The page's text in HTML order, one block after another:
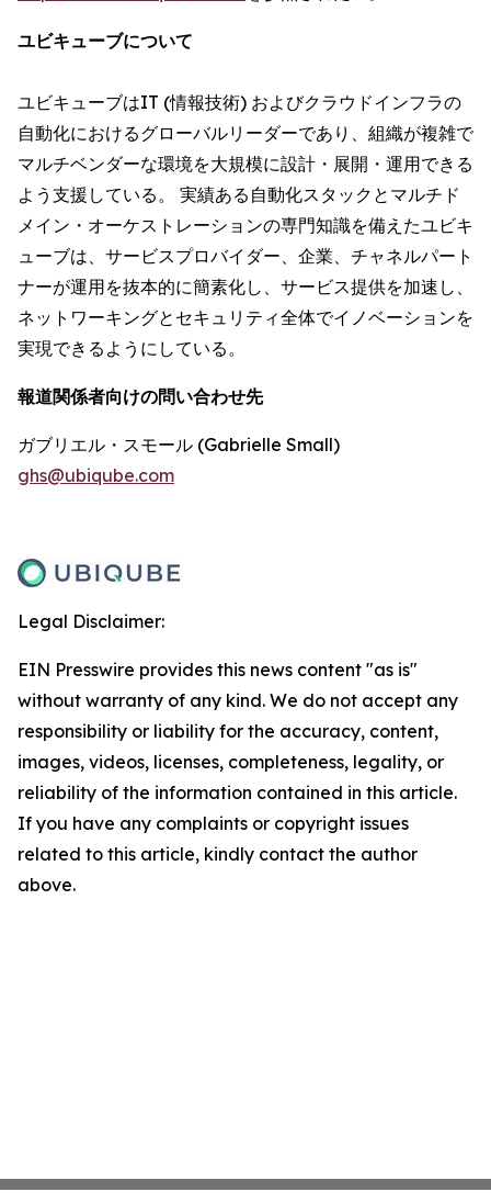
ユビキューブについて
ユビキューブはIT (情報技術) およびクラウドインフラの
自動化におけるグローバルリーダーであり、組織が複雑で
マルチベンダーな環境を大規模に設計・展開・運用できる
よう支援している。 実績ある自動化スタックとマルチド
メイン・オーケストレーションの専門知識を備えたユビキ
ューブは、サービスプロバイダー、企業、チャネルパート
ナーが運用を抜本的に簡素化し、サービス提供を加速し、
ネットワーキングとセキュリティ全体でイノベーションを
実現できるようにしている。
報道関係者向けの問い合わせ先
ガブリエル・スモール (Gabrielle Small)
ghs@ubiqube.com
Legal Disclaimer:
EIN Presswire provides this news content "as is"
without warranty of any kind. We do not accept any
responsibility or liability for the accuracy, content,
images, videos, licenses, completeness, legality, or
reliability of the information contained in this article.
If you have any complaints or copyright issues
related to this article, kindly contact the author
above.